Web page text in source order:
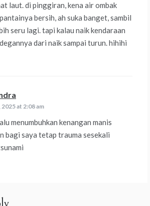
laut. di pinggiran, kena air ombak
bersih, ah suka banget, sambil
seru lagi. tapi kalau naik kendaraan
dari naik sampai turun. hihihi
at 2:08 am
menumbuhkan kenangan manis
bagi saya tetap trauma sesekali